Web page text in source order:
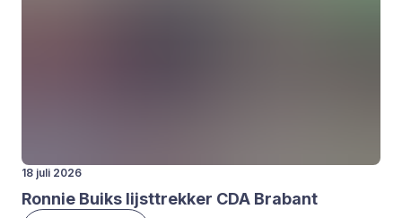
18 juli 2026
Ron­nie Buiks lijst­trek­ker CDA Bra­bant